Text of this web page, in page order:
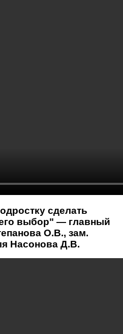
сделать
выбор" — главный
О.В., зам.
Насонова Д.В.